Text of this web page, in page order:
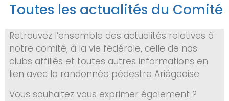
Toutes les actualités du Comité
Retrouvez l’ensemble des actualités relatives à
notre comité, à la vie fédérale, celle de nos
clubs affiliés et toutes autres informations en
lien avec la randonnée pédestre Ariégeoise.
Vous souhaitez vous exprimer également ?